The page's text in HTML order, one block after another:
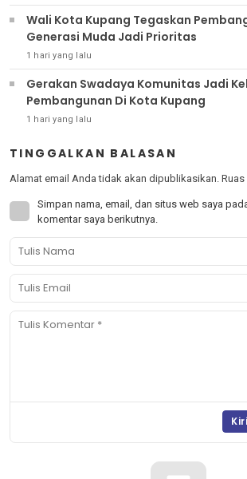
Wali Kota Kupang Tegaskan
Generasi Muda Jadi Prioritas
1 hari yang lalu
Gerakan Swadaya Komunitas Jadi
Pembangunan Di Kota Kupang
1 hari yang lalu
TINGGALKAN BALASAN
Alamat email Anda tidak akan dipublikasikan.
Simpan nama, email, dan situs web saya
komentar saya berikutnya.